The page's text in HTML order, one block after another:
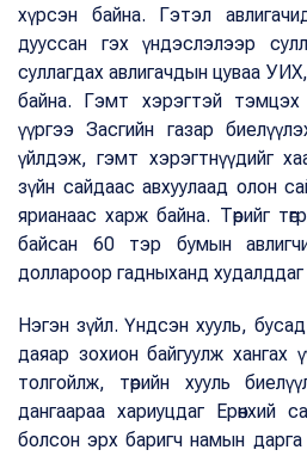
хүрсэн байна. Гэтэл
дууссан гэх үндэслэлээр
суллагдах авлигачдын цуваа
байна. Гэмт хэрэгтэй
үүргээ Засгийн газар
үйлдэж, гэмт хэрэгтнүүдийг
зүйн сайдаас авхуулаад олон
ярианаас харж байна. Төрийг
байсан 60 тэр бумын
доллароор гадныханд
Нэгэн зүйл. Үндсэн хууль,
даяар зохион байгуулж хангах
толгойлж, төрийн хууль
дангаараа хариуцдаг
болсон эрх баригч намын дарга